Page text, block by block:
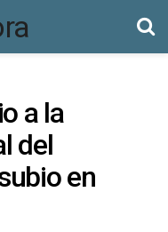
a la
del
en